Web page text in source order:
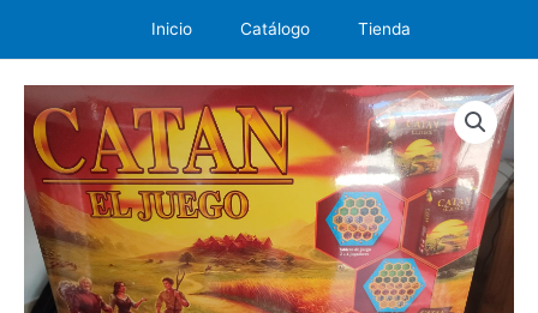
contenido
Inicio Catálogo Tienda
Catan
Plus
cantidad